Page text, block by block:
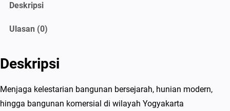
P
s
t
Deskripsi
Ulasan (0)
Deskripsi
Menjaga kelestarian bangunan bersejarah, hunian modern,
hingga bangunan komersial di wilayah Yogyakarta